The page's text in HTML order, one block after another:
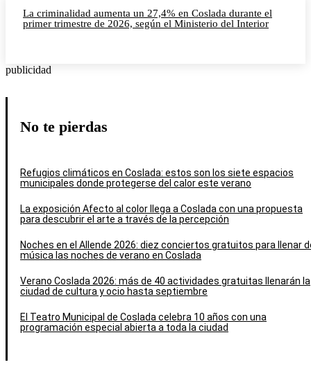
La criminalidad aumenta un 27,4% en Coslada durante el
primer trimestre de 2026, según el Ministerio del Interior
publicidad
No te pierdas
Refugios climáticos en Coslada: estos son los siete espacios
municipales donde protegerse del calor este verano
La exposición Afecto al color llega a Coslada con una propuesta
para descubrir el arte a través de la percepción
Noches en el Allende 2026: diez conciertos gratuitos para llenar
música las noches de verano en Coslada
Verano Coslada 2026: más de 40 actividades gratuitas llenarán la
ciudad de cultura y ocio hasta septiembre
El Teatro Municipal de Coslada celebra 10 años con una
programación especial abierta a toda la ciudad